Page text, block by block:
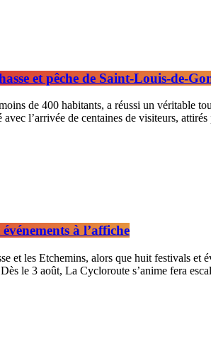
et pêche de Saint-Louis-de-
de 400 habitants, a réussi un véritable
l’arrivée de centaines de visiteurs,
à l’affiche
et les Etchemins, alors que huit festivals
le 3 août, La Cycloroute s’anime fera